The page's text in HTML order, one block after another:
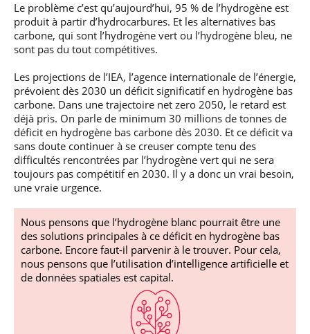
Le problème c’est qu’aujourd’hui, 95 % de l’hydrogène est
produit à partir d’hydrocarbures. Et les alternatives bas
carbone, qui sont l’hydrogène vert ou l’hydrogène bleu, ne
sont pas du tout compétitives.
Les projections de l’IEA, l’agence internationale de l’énergie,
prévoient dès 2030 un déficit significatif en hydrogène bas
carbone. Dans une trajectoire net zero 2050, le retard est
déjà pris. On parle de minimum 30 millions de tonnes de
déficit en hydrogène bas carbone dès 2030. Et ce déficit va
sans doute continuer à se creuser compte tenu des
difficultés rencontrées par l’hydrogène vert qui ne sera
toujours pas compétitif en 2030. Il y a donc un vrai besoin,
une vraie urgence.
Nous pensons que l’hydrogène blanc pourrait être une
des solutions principales à ce déficit en hydrogène bas
carbone. Encore faut-il parvenir à le trouver. Pour cela,
nous pensons que l’utilisation d’intelligence artificielle et
de données spatiales est capital.